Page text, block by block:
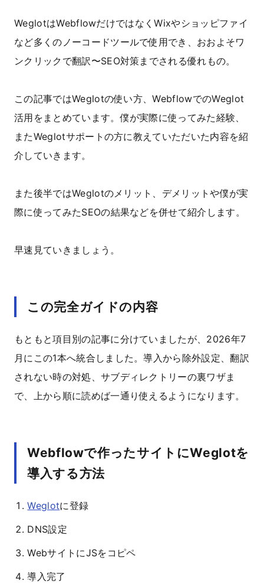
WeglotはWebflowだけではなくWixやショッピファイ
など多くのノーコードツールで使用でき、おおよそワ
ンクリックで翻訳〜SEO対策までされる優れもの。
この記事ではWeglotの使い方、WebflowでのWeglot
活用をまとめています。僕が実際に使ってみた経験、
またWeglotサポートの方に教えていただいた内容を紹
介していきます。
また後半ではWeglotのメリット、デメリットや僕が実
際に使ってみたSEOの結果などを併せて紹介します。
早速見ていきましょう。
この完全ガイドの内容
もともと項目別の記事に分けていましたが、2026年7
月にこの1本へ統合しました。導入から除外設定、翻訳
されない時の対処、サブディレクトリーの裏ワザま
で、上から順に読めば一通り使えるようになります。
Webflowで作ったサイトにWeglotを
導入する方法
Weglotに登録
DNS設定
WebサイトにJSをコピペ
導入完了